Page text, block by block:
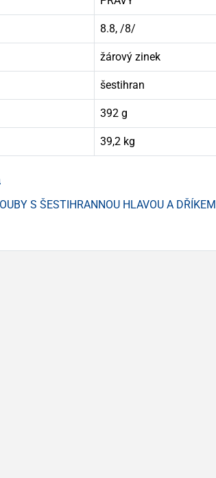
8.8, /8/
žárový zinek
šestihran
392 g
39,2 kg
S ŠESTIHRANNOU HLAVOU A DŘÍKEM